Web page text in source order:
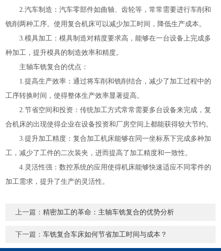
2.汽车制造：汽车零部件如曲轴、齿轮等，常常需要进行车削和
铣削两种工序。使用复合机床可以减少加工时间，降低生产成本。
3.模具加工：模具制造对精度要求高，能够在一台设备上完成多
种加工，提升模具的制造效率和精度。
主轴车铣复合的优点：
1.提高生产效率：通过将车削和铣削结合，减少了加工过程中的
工序转换时间，使得整体生产效率显著提高。
2.节省空间和投资：传统加工方式常常需要多台设备来完成，复
合机床的出现使得企业在设备投资和厂房空间上都能获得较大节约。
3.提升加工精度：复合加工机床能够在同一坐标系下完成多种加
工，减少了工件的二次装夹，进而提高了加工精度和一致性。
4.灵活性强：数控系统的应用使得机床能够快速适应不同零件的
加工需求，提升了生产的灵活性。
上一篇：精密加工的革命：主轴车铣复合的优势分析
下一篇：车铣复合车床如何节省加工时间与成本？